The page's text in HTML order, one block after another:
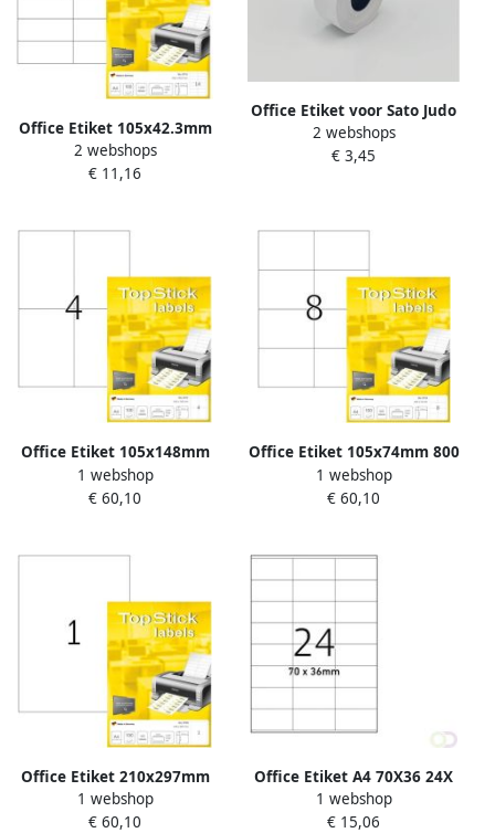
Office Etiket 105x42.3mm
1400 stuks
2 webshops
€ 11,16
Office Etiket voor Sato Judo
Food 26x16mm wit
2 webshops
€ 3,45
Office Etiket 105x148mm
400 stuks
1 webshop
€ 60,10
Office Etiket 105x74mm 800
stuks
1 webshop
€ 60,10
Office Etiket 210x297mm
100 stuks
1 webshop
€ 60,10
Office Etiket A4 70X36 24X
1 webshop
€ 15,06